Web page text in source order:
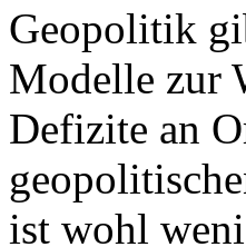
Geopolitik
Modelle zur
Defizite an
ist wohl